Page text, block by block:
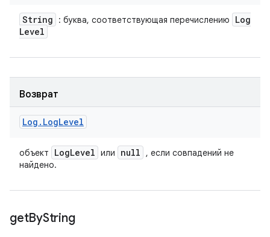
String : буква, соответствующая перечислению
Log
Level
Возврат
Log . LogLevel
объект LogLevel или null
, если совпадений не
найдено.
getByString